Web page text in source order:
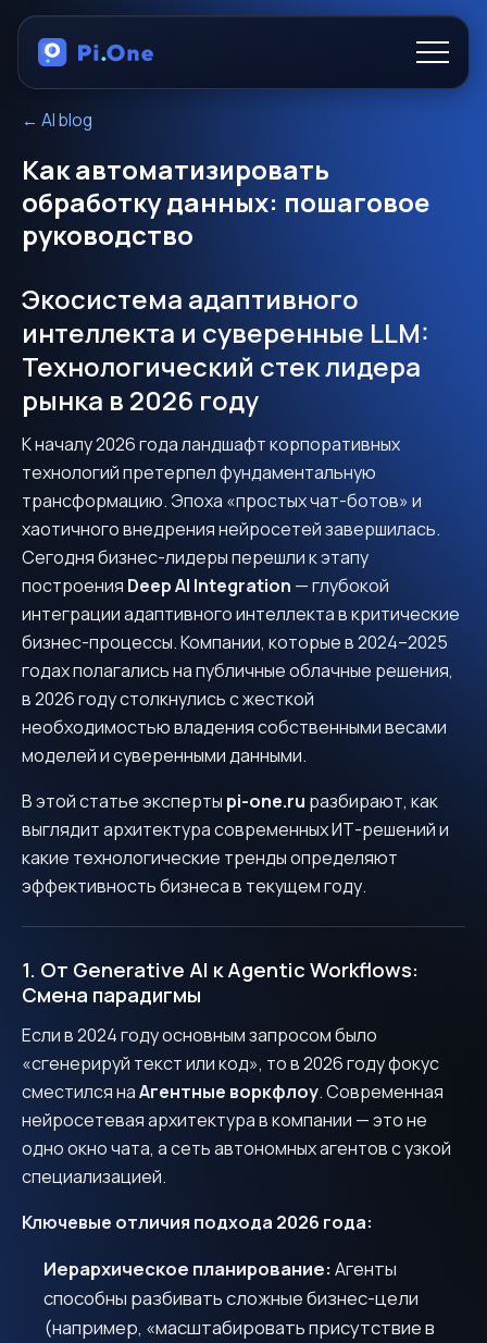
Products
About
RU
← AI blog
Как автоматизировать
обработку данных: пошаговое
руководство
Экосистема адаптивного
интеллекта и суверенные LLM:
Технологический стек лидера
рынка в 2026 году
К началу 2026 года ландшафт корпоративных
технологий претерпел фундаментальную
трансформацию. Эпоха «простых чат-ботов» и
хаотичного внедрения нейросетей завершилась.
Сегодня бизнес-лидеры перешли к этапу
построения Deep AI Integration — глубокой
интеграции адаптивного интеллекта в критические
бизнес-процессы. Компании, которые в 2024–2025
годах полагались на публичные облачные решения,
в 2026 году столкнулись с жесткой
необходимостью владения собственными весами
моделей и суверенными данными.
В этой статье эксперты pi-one.ru разбирают, как
выглядит архитектура современных ИТ-решений и
какие технологические тренды определяют
эффективность бизнеса в текущем году.
1. От Generative AI к Agentic Workflows:
Смена парадигмы
Если в 2024 году основным запросом было
«сгенерируй текст или код», то в 2026 году фокус
сместился наАгентные воркфлоу. Современная
нейросетевая архитектура в компании — это не
одно окно чата, а сеть автономных агентов с узкой
специализацией.
Ключевые отличия подхода 2026 года:
Иерархическое планирование:Агенты
способны разбивать сложные бизнес-цели
(например, «масштабировать присутствие в